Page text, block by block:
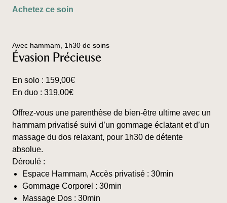
Achetez ce soin
variations.
Les
choisies
sur
la
produit
Avec hammam, 1h30 de soins
Évasion Précieuse
En solo : 159,00€
En duo : 319,00€
Offrez-vous une parenthèse de bien-être ultime avec un
hammam privatisé suivi d’un gommage éclatant et d’un
massage du dos relaxant, pour 1h30 de détente
absolue.
Déroulé :
Espace Hammam, Accès privatisé : 30min
Gommage Corporel : 30min
Massage Dos : 30min